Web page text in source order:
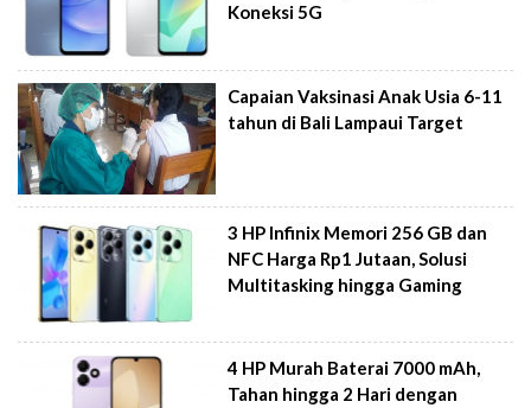
Koneksi 5G
Capaian Vaksinasi Anak Usia 6-11
tahun di Bali Lampaui Target
3 HP Infinix Memori 256 GB dan
NFC Harga Rp1 Jutaan, Solusi
Multitasking hingga Gaming
4 HP Murah Baterai 7000 mAh,
Tahan hingga 2 Hari dengan